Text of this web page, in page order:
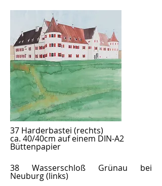
37 Harderbastei (rechts)
ca. 40/40cm auf einem DIN-A2
Büttenpapier
38 Wasserschloß Grünau bei
Neuburg (links)